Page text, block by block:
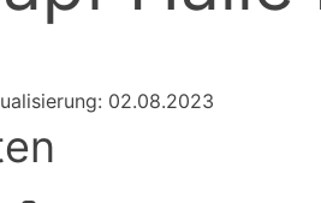
02.08.2023